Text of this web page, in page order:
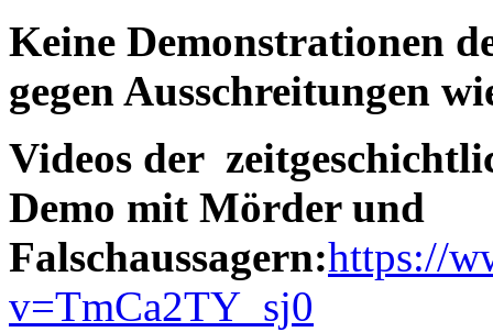
Keine Demonstrationen
gegen Ausschreitungen
Videos der
Demo mit Mörder und
Falschaussagern:https://
v=TmCa2TY_sj0